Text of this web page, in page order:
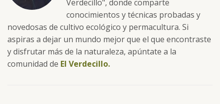
Verdecillo", donde comparte
conocimientos y técnicas probadas y
novedosas de cultivo ecológico y permacultura. Si
aspiras a dejar un mundo mejor que el que encontraste
y disfrutar más de la naturaleza, apúntate a la
comunidad de El Verdecillo.